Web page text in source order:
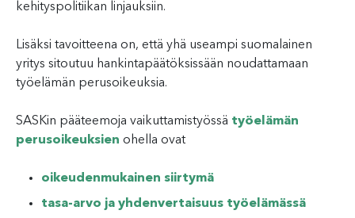
kehityspolitiikan linjauksiin.
Lisäksi tavoitteena on, että yhä useampi suomalainen
yritys sitoutuu hankintapäätöksissään noudattamaan
työelämän perusoikeuksia.
SASKin pääteemoja vaikuttamistyössä työelämän
perusoikeuksien ohella ovat
oikeudenmukainen siirtymä
tasa-arvo ja yhdenvertaisuus työelämässä